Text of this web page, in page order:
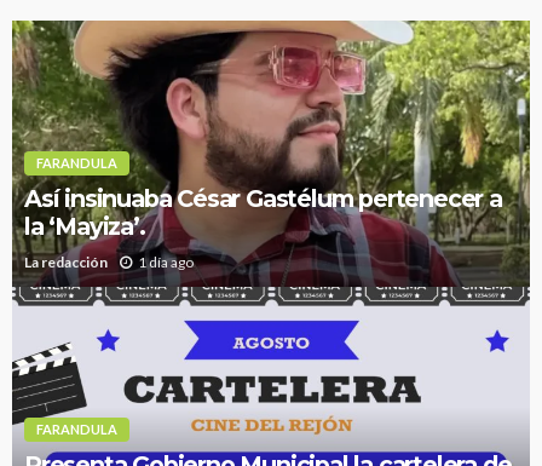
FARANDULA
Así insinuaba César Gastélum pertenecer a
la ‘Mayiza’.
La redacción 1 día ago
FARANDULA